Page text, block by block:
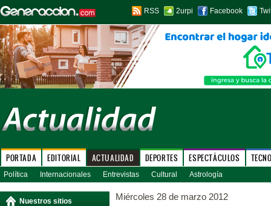
RSS 2urpi Facebook
PORTADA EDITORIAL ACTUALIDAD DEPORTES ESPECTÁCULOS
Política Internacionales Entrevistas Cultural Astrología
Nuestros sitios Miércoles 28 de marzo 2012